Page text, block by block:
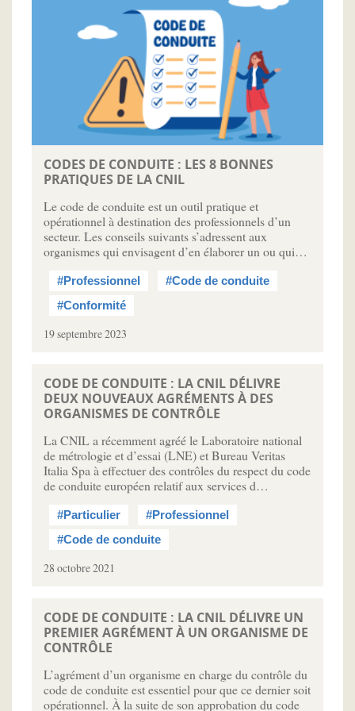
CODES DE CONDUITE : LES 8 BONNES
PRATIQUES DE LA CNIL
Le code de conduite est un outil pratique et
opérationnel à destination des professionnels d’un
secteur. Les conseils suivants s’adressent aux
organismes qui envisagent d’en élaborer un ou qui…
#Professionnel
#Code de conduite
#Conformité
19 septembre 2023
CODE DE CONDUITE : LA CNIL DÉLIVRE
DEUX NOUVEAUX AGRÉMENTS À DES
ORGANISMES DE CONTRÔLE
La CNIL a récemment agréé le Laboratoire national
de métrologie et d’essai (LNE) et Bureau Veritas
Italia Spa à effectuer des contrôles du respect du code
de conduite européen relatif aux services d…
#Particulier
#Professionnel
#Code de conduite
28 octobre 2021
CODE DE CONDUITE : LA CNIL DÉLIVRE UN
PREMIER AGRÉMENT À UN ORGANISME DE
CONTRÔLE
L’agrément d’un organisme en charge du contrôle du
code de conduite est essentiel pour que ce dernier soit
opérationnel. À la suite de son approbation du code